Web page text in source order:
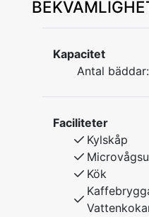
Kapacitet
Antal bäddar:
Faciliteter
Kylskåp
Kök